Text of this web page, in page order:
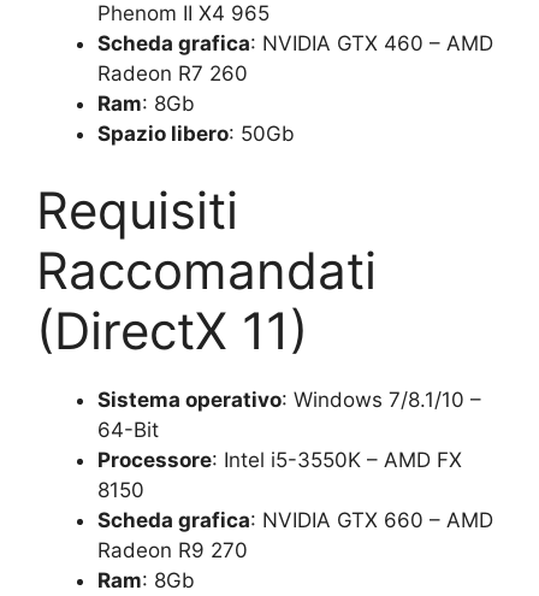
Phenom II X4 965
Scheda grafica: NVIDIA GTX 460 – AMD
Radeon R7 260
Ram: 8Gb
Spazio libero: 50Gb
Requisiti
Raccomandati
(DirectX 11)
Sistema operativo: Windows 7/8.1/10 –
64-Bit
Processore: Intel i5-3550K – AMD FX
8150
Scheda grafica: NVIDIA GTX 660 – AMD
Radeon R9 270
Ram: 8Gb